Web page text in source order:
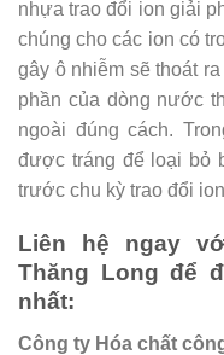
nhựa trao đổi ion giải
chúng cho các ion có
gây ô nhiễm sẽ thoát
phần của dòng nước
ngoài đúng cách.
được tráng để loại bỏ
trước chu kỳ trao đổi
Liên hệ ngay
Thăng Long để
nhất:
Công ty Hóa chất